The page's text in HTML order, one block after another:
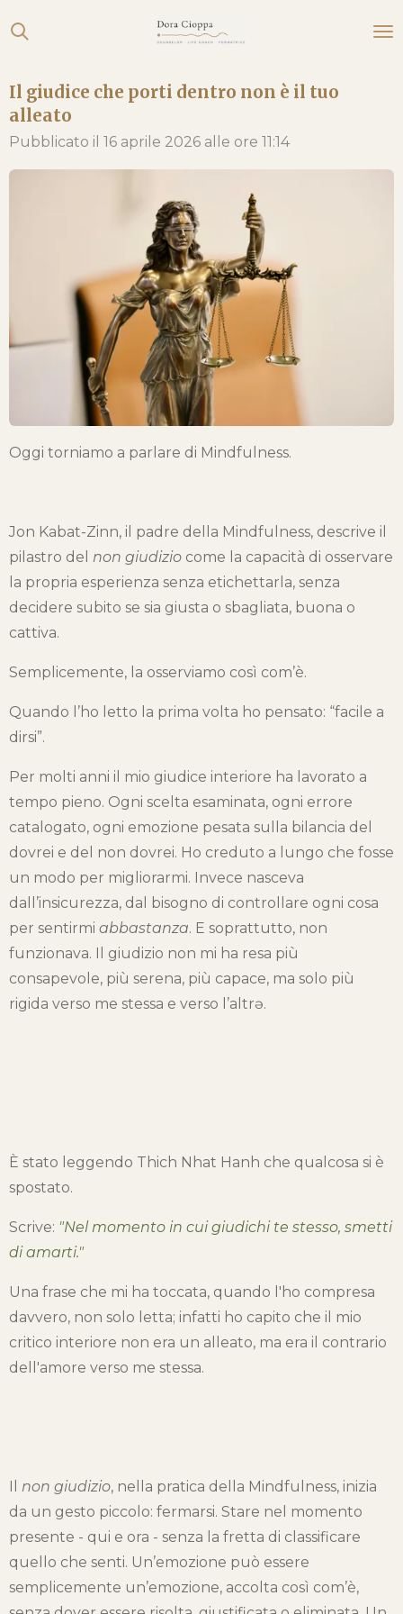
Vai
principale
Il giudice che porti dentro non è il tuo
alleato
Pubblicato il 16 aprile 2026 alle ore 11:14
Oggi torniamo a parlare di Mindfulness.
Jon Kabat-Zinn, il padre della Mindfulness, descrive il
pilastro del non giudizio come la capacità di osservare
la propria esperienza senza etichettarla, senza
decidere subito se sia giusta o sbagliata, buona o
cattiva.
Semplicemente, la osserviamo così com’è.
Quando l’ho letto la prima volta ho pensato: “facile a
dirsi”.
Per molti anni il mio giudice interiore ha lavorato a
tempo pieno. Ogni scelta esaminata, ogni errore
catalogato, ogni emozione pesata sulla bilancia del
dovrei e del non dovrei. Ho creduto a lungo che fosse
un modo per migliorarmi. Invece nasceva
dall’insicurezza, dal bisogno di controllare ogni cosa
per sentirmi abbastanza. E soprattutto, non
funzionava. Il giudizio non mi ha resa più
consapevole, più serena, più capace, ma solo più
rigida verso me stessa e verso l’altrə.
È stato leggendo Thich Nhat Hanh che qualcosa si è
spostato.
Scrive: "Nel momento in cui giudichi te stesso, smetti
di amarti."
Una frase che mi ha toccata, quando l'ho compresa
davvero, non solo letta; infatti ho capito che il mio
critico interiore non era un alleato, ma era il contrario
dell'amore verso me stessa.
non giudizio, nella pratica della Mindfulness, inizia
da un gesto piccolo: fermarsi. Stare nel momento
presente - qui e ora - senza la fretta di classificare
quello che senti. Un’emozione può essere
semplicemente un’emozione, accolta così com’è,